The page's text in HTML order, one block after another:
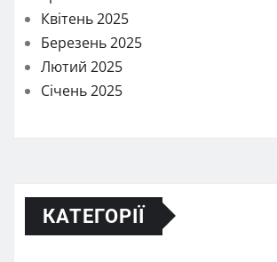
Квітень 2025
Березень 2025
Лютий 2025
Січень 2025
КАТЕГОРІЇ